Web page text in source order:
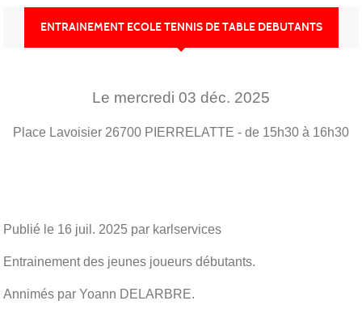
ENTRAINEMENT ECOLE TENNIS DE TABLE DEBUTANTS
Le mercredi 03 déc. 2025
Place Lavoisier 26700 PIERRELATTE - de 15h30 à 16h30
Publié le 16 juil. 2025 par karlservices
Entrainement des jeunes joueurs débutants.
Annimés par Yoann DELARBRE.